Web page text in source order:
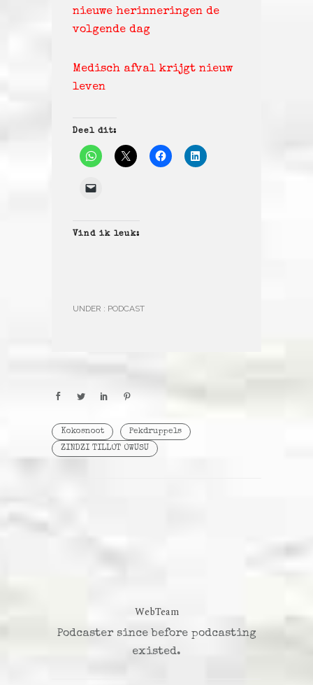
nieuwe herinneringen de
volgende dag
Medisch afval krijgt nieuw
leven
Deel dit:
Vind ik leuk:
UNDER : PODCAST
Kokosnoot
Pekdruppels
ZINDZI TILLOT OWUSU
WebTeam
Podcaster since before podcasting
existed.